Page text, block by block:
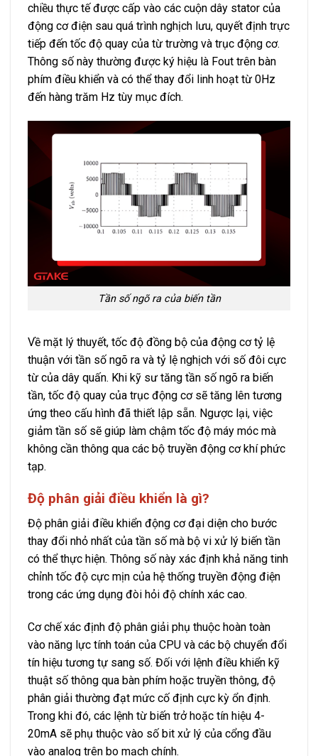
chiều thực tế được cấp vào các cuộn dây stator của
động cơ điện sau quá trình nghịch lưu, quyết định trực
tiếp đến tốc độ quay của từ trường và trục động cơ.
Thông số này thường được ký hiệu là Fout trên bàn
phím điều khiển và có thể thay đổi linh hoạt từ 0Hz
đến hàng trăm Hz tùy mục đích.
Tần số ngõ ra của biến tần
Về mặt lý thuyết, tốc độ đồng bộ của động cơ tỷ lệ
thuận với tần số ngõ ra và tỷ lệ nghịch với số đôi cực
từ của dây quấn. Khi kỹ sư tăng tần số ngõ ra biến
tần, tốc độ quay của trục động cơ sẽ tăng lên tương
ứng theo cấu hình đã thiết lập sẵn. Ngược lại, việc
giảm tần số sẽ giúp làm chậm tốc độ máy móc mà
không cần thông qua các bộ truyền động cơ khí phức
tạp.
Độ phân giải điều khiển là gì?
Độ phân giải điều khiển động cơ đại diện cho bước
thay đổi nhỏ nhất của tần số mà bộ vi xử lý biến tần
có thể thực hiện. Thông số này xác định khả năng tinh
chỉnh tốc độ cực mịn của hệ thống truyền động điện
trong các ứng dụng đòi hỏi độ chính xác cao.
Cơ chế xác định độ phân giải phụ thuộc hoàn toàn
vào năng lực tính toán của CPU và các bộ chuyển đổi
tín hiệu tương tự sang số. Đối với lệnh điều khiển kỹ
thuật số thông qua bàn phím hoặc truyền thông, độ
phân giải thường đạt mức cố định cực kỳ ổn định.
Trong khi đó, các lệnh từ biến trở hoặc tín hiệu 4-
20mA sẽ phụ thuộc vào số bit xử lý của cổng đầu
vào analog trên bo mạch chính.